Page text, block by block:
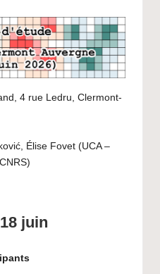
4 rue Ledru, Clermont-
Élise Fovet (UCA –
juin